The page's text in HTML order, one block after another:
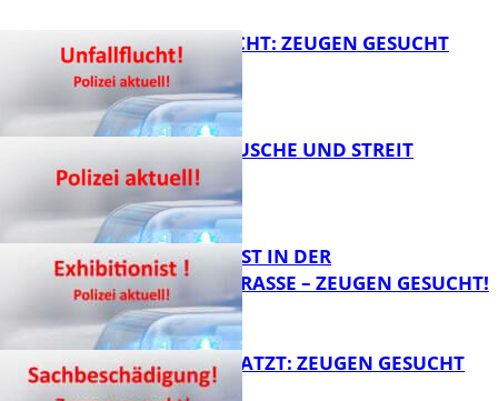
UNFALLFLUCHT: ZEUGEN GESUCHT
KNALLGERÄUSCHE UND STREIT
EXHIBITIONIST IN DER
VELMANNSTRASSE – ZEUGEN GESUCHT!
AUTO ZERKRATZT: ZEUGEN GESUCHT